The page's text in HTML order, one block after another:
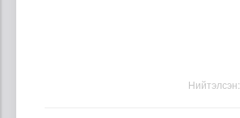
Нийтэлсэн: